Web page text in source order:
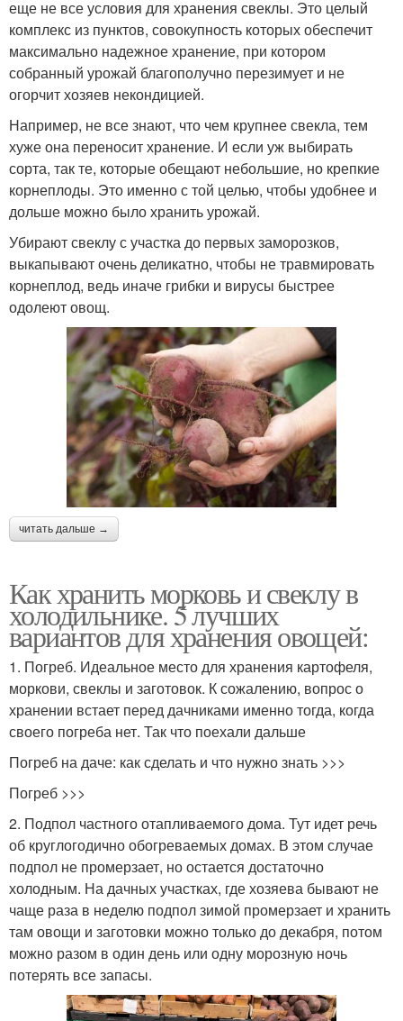
еще не все условия для хранения свеклы. Это целый
комплекс из пунктов, совокупность которых обеспечит
максимально надежное хранение, при котором
собранный урожай благополучно перезимует и не
огорчит хозяев некондицией.
Например, не все знают, что чем крупнее свекла, тем
хуже она переносит хранение. И если уж выбирать
сорта, так те, которые обещают небольшие, но крепкие
корнеплоды. Это именно с той целью, чтобы удобнее и
дольше можно было хранить урожай.
Убирают свеклу с участка до первых заморозков,
выкапывают очень деликатно, чтобы не травмировать
корнеплод, ведь иначе грибки и вирусы быстрее
одолеют овощ.
читать дальше →
Как хранить морковь и свеклу в
холодильнике. 5 лучших
вариантов для хранения овощей:
1. Погреб. Идеальное место для хранения картофеля,
моркови, свеклы и заготовок. К сожалению, вопрос о
хранении встает перед дачниками именно тогда, когда
своего погреба нет. Так что поехали дальше
Погреб на даче: как сделать и что нужно знать >>>
Погреб >>>
2. Подпол частного отапливаемого дома. Тут идет речь
об круглогодично обогреваемых домах. В этом случае
подпол не промерзает, но остается достаточно
холодным. На дачных участках, где хозяева бывают не
чаще раза в неделю подпол зимой промерзает и хранить
там овощи и заготовки можно только до декабря, потом
можно разом в один день или одну морозную ночь
потерять все запасы.